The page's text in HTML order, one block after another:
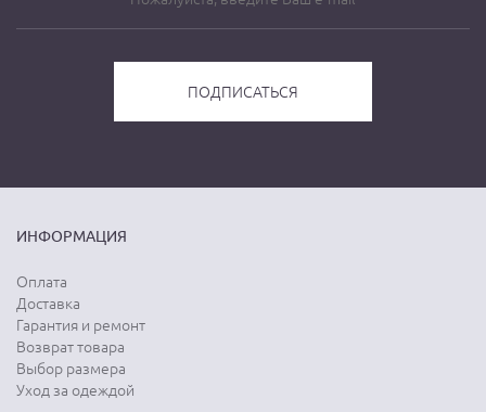
ИНФОРМАЦИЯ
Оплата
Доставка
Гарантия и ремонт
Возврат товара
Выбор размера
Уход за одеждой